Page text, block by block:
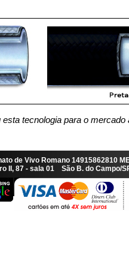
tecnologia para o
de Vivo Romano
II, 87 - sala 01 São B. do